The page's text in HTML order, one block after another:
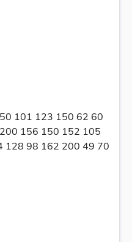
101 123 150 62 60
156 150 152 105
128 98 162 200 49 70